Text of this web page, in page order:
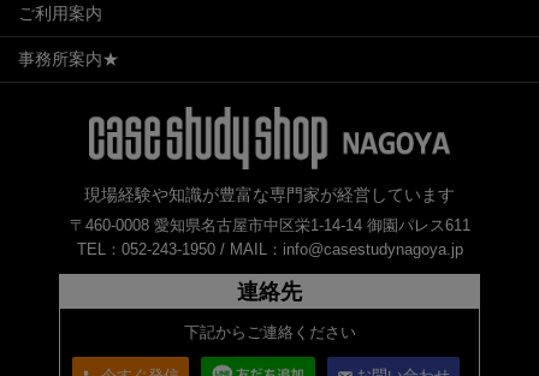
ご利用案内
事務所案内★
現場経験や知識が豊富な専門家が経営しています
〒460-0008 愛知県名古屋市中区栄1-14-14 御園パレス611
TEL：052-243-1950 / MAIL：info@casestudynagoya.jp
連絡先
下記からご連絡ください